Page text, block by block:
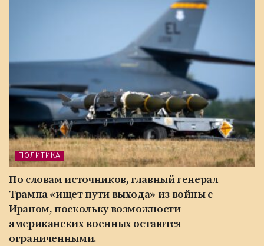
ПОЛИТИКА
По словам источников, главный генерал
Трампа «ищет пути выхода» из войны с
Ираном, поскольку возможности
американских военных остаются
ограниченными.